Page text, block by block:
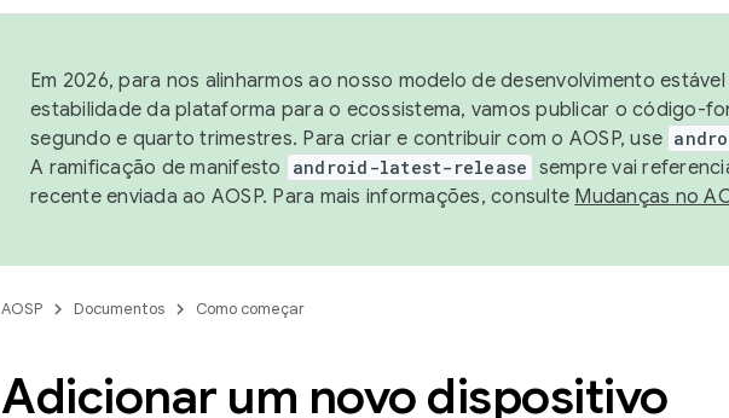
Em 2026, para nos alinharmos ao nosso modelo de desenvolvimento
estabilidade da plataforma para o ecossistema, vamos publicar o código-
segundo e quarto trimestres. Para criar e contribuir com o AOSP, use
A ramificação de manifesto
android-latest-release sempre vai
recente enviada ao AOSP. Para mais informações, consulte Mudanças no
AOSP Documentos Como começar
Adicionar um novo dispositivo